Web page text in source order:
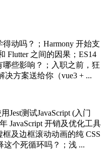
动吗？；Harmony 开始支
Flutter 之间的因果；ES14
些影响？；入职之前，狂
方案送给你（vue3 + ...
Jest测试JavaScript (入门
JavaScript 开销及优化工具
及边框滚动动画的纯 CSS
这个死循环吗？；浅 ...